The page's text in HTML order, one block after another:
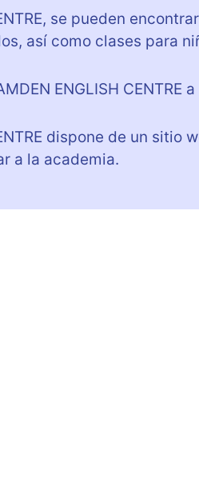
se pueden
así como clases para
ENGLISH CENTRE
dispone de un sitio
a la academia.